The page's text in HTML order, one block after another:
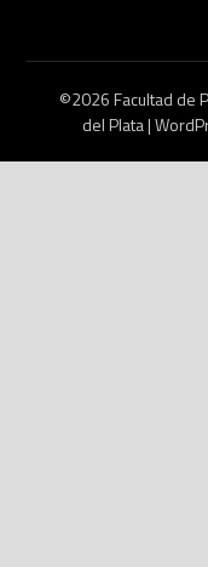
©2026 Facultad de
del Plata|